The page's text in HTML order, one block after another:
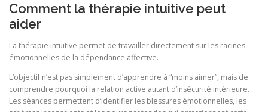
Comment la thérapie intuitive peut
aider
La thérapie intuitive permet de travailler directement sur les racines
émotionnelles de la dépendance affective.
L’objectif n’est pas simplement d’apprendre à “moins aimer”, mais de
comprendre pourquoi la relation active autant d’insécurité intérieure.
Les séances permettent d’identifier les blessures émotionnelles, les